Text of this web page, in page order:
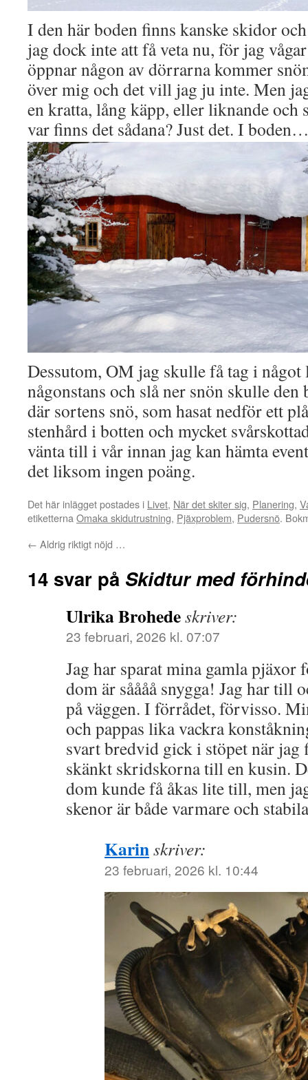
I den här boden finns kanske skidor
jag dock inte att få veta nu, för jag
öppnar någon av dörrarna kommer
över mig och det vill jag ju inte. Men
en kratta, lång käpp, eller liknande och
var finns det sådana? Just det. I
Dessutom, OM jag skulle få tag i
någonstans och slå ner snön skulle
där sortens snö, som hasat nedför ett
stenhård i botten och mycket
vänta till i vår innan jag kan hämta
det liksom ingen poäng.
Det här inlägget postades i Livet, När det skiter sig, Planering,
etiketternaOmaka skidutrustning, Pjäxproblem, Pudersnö.
← Aldrig riktigt nöjd …
14 svar på Skidtur med
Ulrika Brohedeskriver:
23 februari, 2026 kl. 07:07
Jag har sparat mina gamla
dom är såååå snygga! Jag har till
på väggen. I förrådet, förvisso.
och pappas lika vackra
svart bredvid gick i stöpet när jag
skänkt skridskorna till en kusin.
dom kunde få åkas lite till, men
skenor är både varmare och
Karinskriver:
23 februari, 2026 kl. 10:44